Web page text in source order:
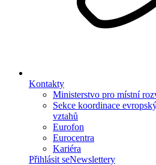
Kontakty
Ministerstvo pro místní
Sekce koordinace
vztahů
Eurofon
Eurocentra
Kariéra
Přihlásit seNewslettery